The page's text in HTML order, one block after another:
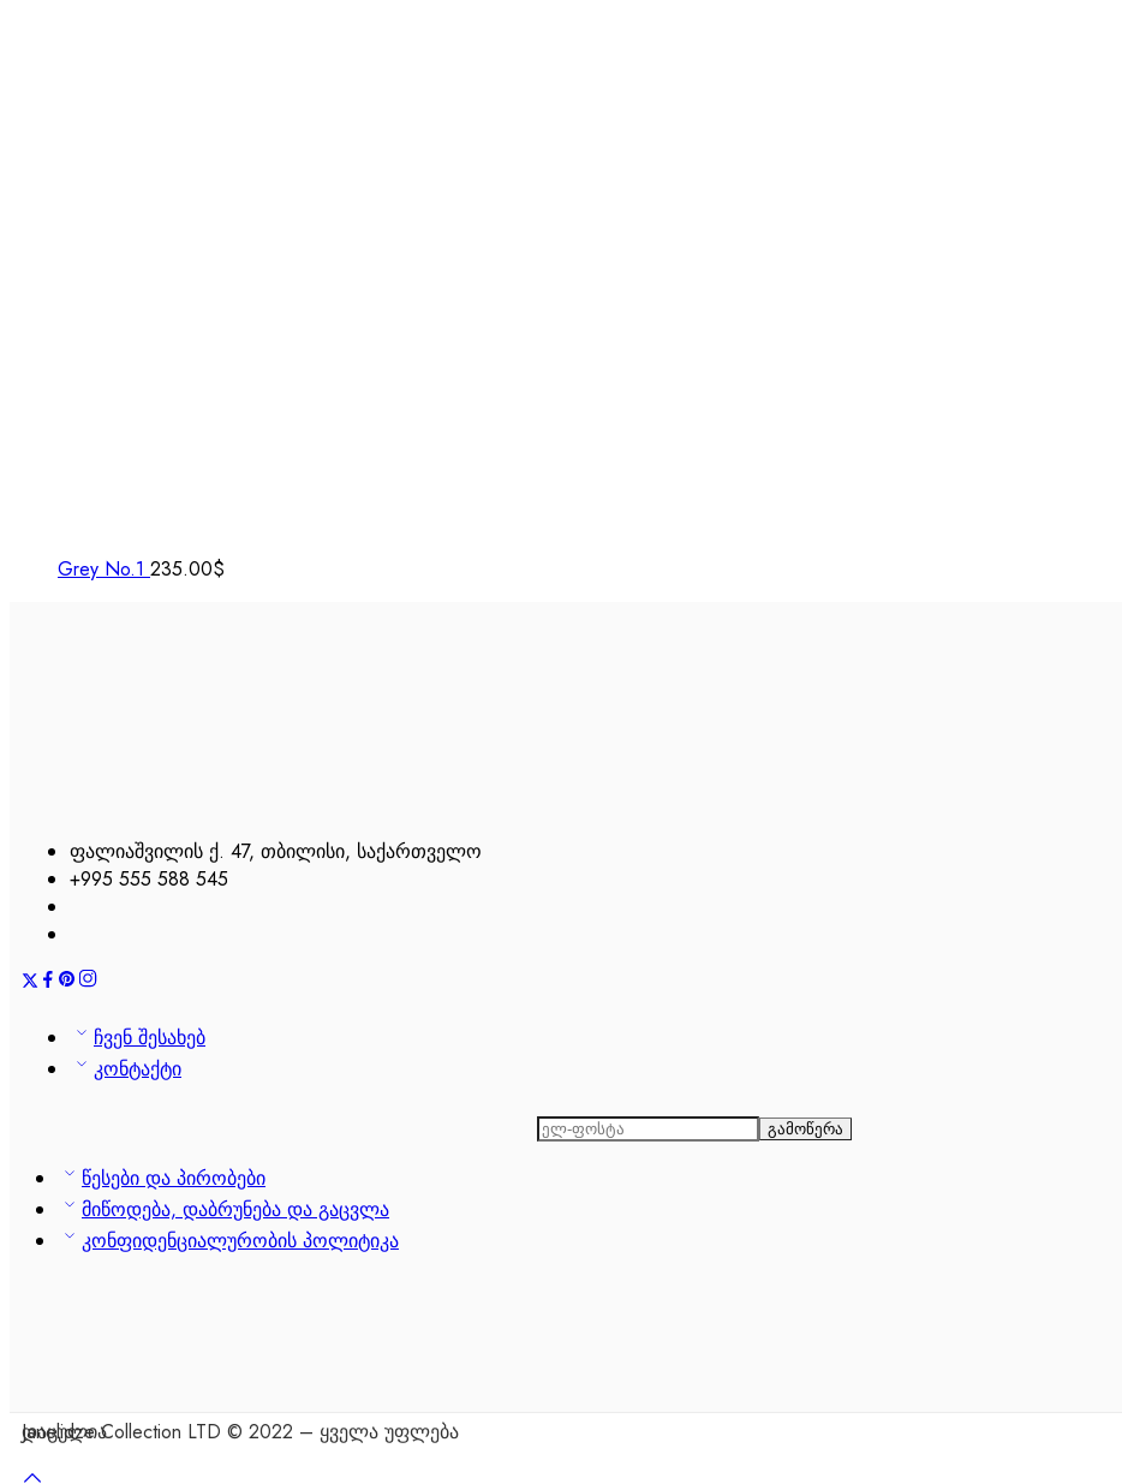
Grey No.1 235.00$
ფალიაშვილის ქ. 47, თბილისი, საქართველო
+995 555 588 545
ჩვენ შესახებ
კონტაქტი
წესები და პირობები
მიწოდება, დაბრუნება და გაცვლა
კონფიდენციალურობის პოლიტიკა
Janelidze Collection LTD © 2022 – ყველა უფლება დაცულია